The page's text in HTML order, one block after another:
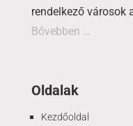
rendelkező városok
Bővebben …
Oldalak
Kezdőoldal